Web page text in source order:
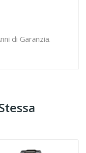
di Garanzia.